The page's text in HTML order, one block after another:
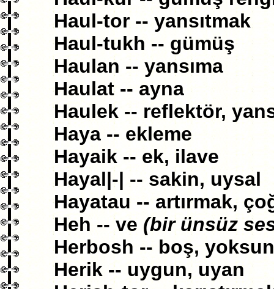
Haul-tor -- yansıtmak
Haul-tukh -- gümüş
Haulan -- yansıma
Haulat -- ayna
Haulek -- reflektör,
Haya -- ekleme
Hayaik -- ek, ilave
Hayal|-| -- sakin, uysal
Hayatau -- artırmak,
Heh -- ve (bir ünsüz
Herbosh -- boş, yoksun
Herik -- uygun, uyan